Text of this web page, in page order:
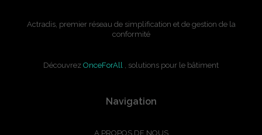
Actradis, premier réseau de simplification et de gestion de la
conformité
Découvrez OnceForAll , solutions pour le bâtiment
Navigation
A PROPOS DE NOUS